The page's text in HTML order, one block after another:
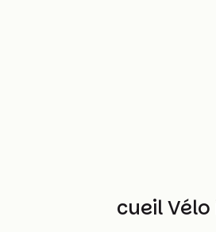
Weitere Accueil